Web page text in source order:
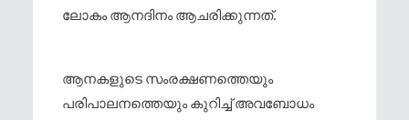
ലോകം ആനദിനം ആചരിക്കുന്നത്.
ആനകളുടെ സംരക്ഷണത്തെയും
പരിപാലനത്തെയും കുറിച്ച്‌ അവബോധം